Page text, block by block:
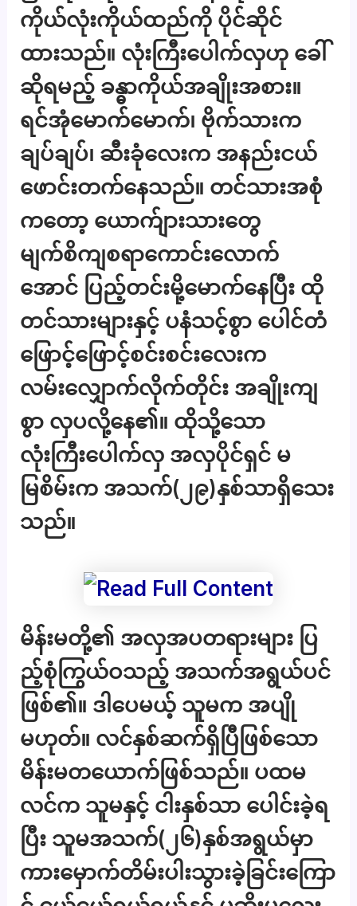
ကိုယ်လုံးကိုယ်ထည်ကို ပိုင်ဆိုင်
ထားသည်။ လုံးကြီးပေါက်လှဟု ခေါ်
ဆိုရမည့် ခန္ဓာကိုယ်အချိုးအစား။
ရင်အုံမောက်မောက်၊ ဗိုက်သားက
ချပ်ချပ်၊ ဆီးခုံလေးက အနည်းငယ်
ဖောင်းတက်နေသည်။ တင်သားအစုံ
ကတော့ ယောက်ျားသားတွေ
မျက်စိကျစရာကောင်းလောက်
အောင် ပြည့်တင်းမို့မောက်နေပြီး ထို
တင်သားများနှင့် ပနံသင့်စွာ ပေါင်တံ
ဖြောင့်ဖြောင့်စင်းစင်းလေးက
လမ်းလျှောက်လိုက်တိုင်း အချိုးကျ
စွာ လှပလို့နေ၏။ ထိုသို့သော
လုံးကြီးပေါက်လှ အလှပိုင်ရှင် မ
မြစိမ်းက အသက်(၂၉)နှစ်သာရှိသေး
သည်။
မိန်းမတို့၏ အလှအပတရားများ ပြ
ည့်စုံကြွယ်ဝသည့် အသက်အရွယ်ပင်
ဖြစ်၏။ ဒါပေမယ့် သူမက အပျို
မဟုတ်။ လင်နှစ်ဆက်ရှိပြီဖြစ်သော
မိန်းမတယောက်ဖြစ်သည်။ ပထမ
လင်က သူမနှင့် ငါးနှစ်သာ ပေါင်းခဲ့ရ
ပြီး သူမအသက်(၂၆)နှစ်အရွယ်မှာ
ကားမှောက်တိမ်းပါးသွားခဲ့ခြင်းကြော